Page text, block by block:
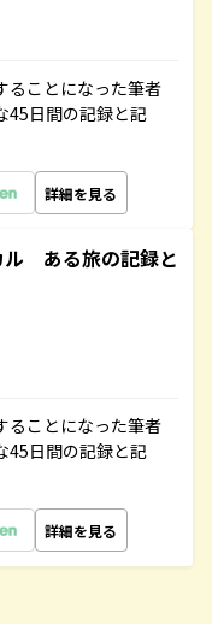
ることになった筆者
45日間の記録と記
詳細を見る
ル ある旅の記録と
ることになった筆者
45日間の記録と記
詳細を見る